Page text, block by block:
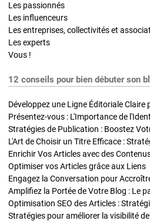
Les passionnés
Les influenceurs
Les entreprises, collectivités et
Les experts
Vous !
12 conseils pour bien débuter son
Développez une Ligne Éditoriale Claire
Présentez-vous : L'Importance de
L'Art de Choisir un Titre Efficace :
Optimiser vos Articles grâce aux Liens
Engagez la Conversation pour
Amplifiez la Portée de Votre Blog : Le